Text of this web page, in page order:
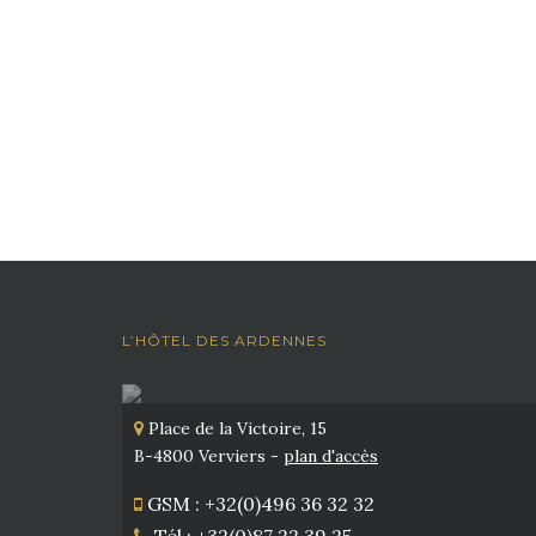
L’HÔTEL DES ARDENNES
Place de la Victoire, 15
B-4800 Verviers - plan d'accès
GSM : +32(0)496 36 32 32